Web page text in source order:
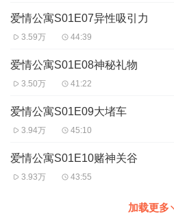
爱情公寓S01E07异性吸引力
3.59万 44:39
爱情公寓S01E08神秘礼物
3.50万 41:22
爱情公寓S01E09大堵车
3.94万 45:10
爱情公寓S01E10赌神关谷
3.93万 43:55
加载更多